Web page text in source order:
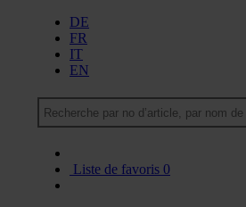
DE
FR
IT
EN
Liste de favoris 0